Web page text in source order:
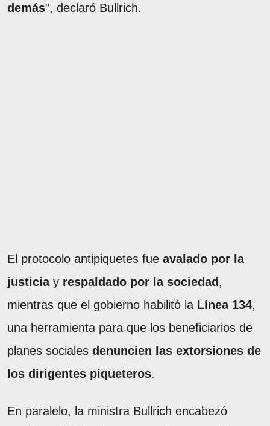
demás", declaró Bullrich.
El protocolo antipiquetes fue avalado por la
justiciay respaldado por la sociedad ,
mientras que el gobierno habilitó la Línea 134,
una herramienta para que los beneficiarios de
planes sociales denuncien las extorsiones de
los dirigentes piqueteros.
En paralelo, la ministra Bullrich encabezó